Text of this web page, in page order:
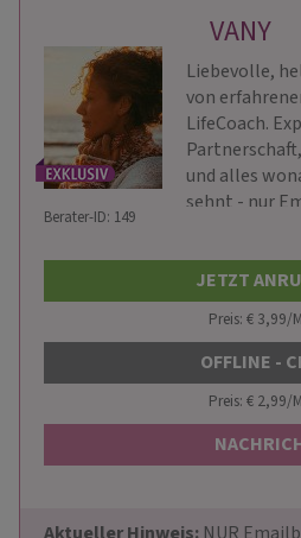
VANY
Liebevolle,
von
LifeCoach.
und alles
sehnt - nur
Berater-ID: 149
JETZT
Preis: € 3,99/
OFFLINE -
Preis: € 2,99/